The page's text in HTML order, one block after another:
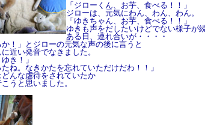
「ジローくん、お芋、食べる！！」
ジローは、元気にわん、わん、わん。
「ゆきちゃん、お芋、食べる！！」
ゆきも声をだしたいけどでない様子が
ある日、連れ合いが・・・・
か！」とジローの元気な声の後に言うと
近い発音でなきました。
き！」
たね。なきかたを忘れていただけだわ！！」
んな虐待をされていたか
うと思いました。